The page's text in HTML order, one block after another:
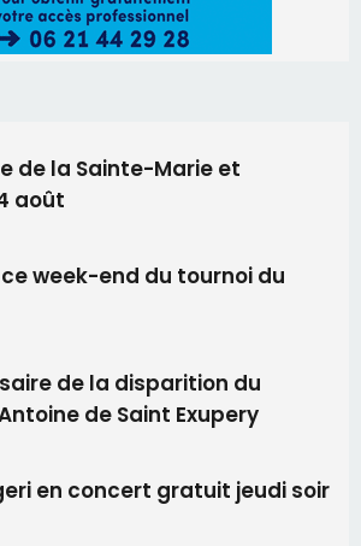
de la disparition du
de Saint Exupery
en concert gratuit jeudi soir
Aghjalesi en concert ce soir
Gloriosa à la Cathédrale